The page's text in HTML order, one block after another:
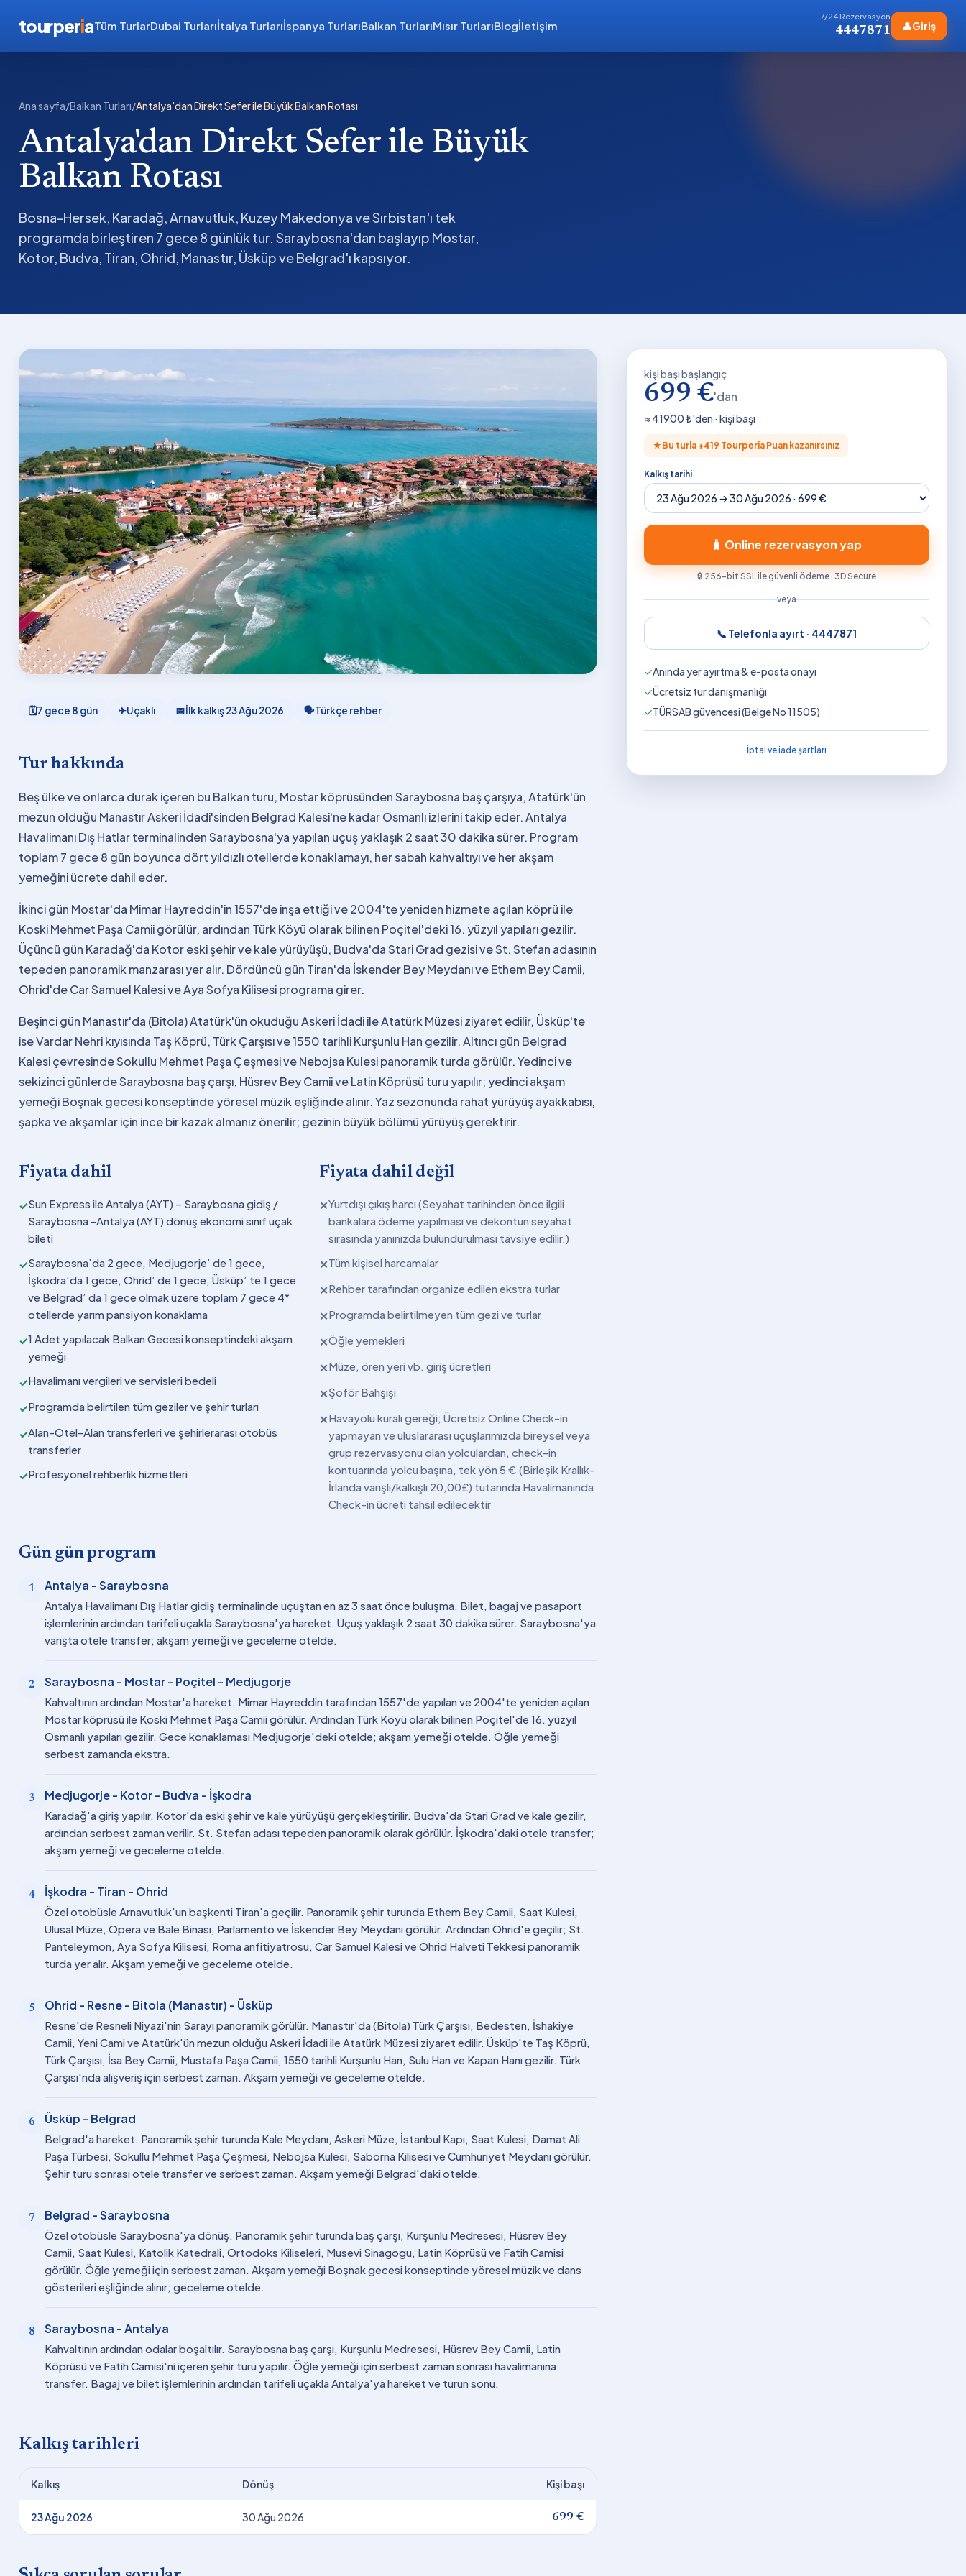
tourperiaTüm TurlarDubai Turlarıİtalya Turlarıİspanya TurlarıBalkan TurlarıMısır TurlarıBlogİletişim
7/24 Rezervasyon
4447871 👤Giriş
Ana sayfa/Balkan Turları/Antalya'dan Direkt Sefer ile Büyük Balkan Rotası
Antalya'dan Direkt Sefer ile Büyük
Balkan Rotası
Bosna-Hersek, Karadağ, Arnavutluk, Kuzey Makedonya ve Sırbistan'ı tek
programda birleştiren 7 gece 8 günlük tur. Saraybosna'dan başlayıp Mostar,
Kotor, Budva, Tiran, Ohrid, Manastır, Üsküp ve Belgrad'ı kapsıyor.
🗓7 gece 8 gün ✈Uçaklı 📅İlk kalkış23 Ağu 2026 🗣Türkçe rehber
Tur hakkında
Beş ülke ve onlarca durak içeren bu Balkan turu, Mostar köprüsünden Saraybosna baş çarşıya, Atatürk'ün
mezun olduğu Manastır Askeri İdadi'sinden Belgrad Kalesi'ne kadar Osmanlı izlerini takip eder. Antalya
Havalimanı Dış Hatlar terminalinden Saraybosna'ya yapılan uçuş yaklaşık 2 saat 30 dakika sürer. Program
toplam 7 gece 8 gün boyunca dört yıldızlı otellerde konaklamayı, her sabah kahvaltıyı ve her akşam
yemeğini ücrete dahil eder.
İkinci gün Mostar'da Mimar Hayreddin'in 1557'de inşa ettiği ve 2004'te yeniden hizmete açılan köprü ile
Koski Mehmet Paşa Camii görülür, ardından Türk Köyü olarak bilinen Poçitel'deki 16. yüzyıl yapıları gezilir.
Üçüncü gün Karadağ'da Kotor eski şehir ve kale yürüyüşü, Budva'da Stari Grad gezisi ve St. Stefan adasının
tepeden panoramik manzarası yer alır. Dördüncü gün Tiran'da İskender Bey Meydanı ve Ethem Bey Camii,
Ohrid'de Car Samuel Kalesi ve Aya Sofya Kilisesi programa girer.
Beşinci gün Manastır'da (Bitola) Atatürk'ün okuduğu Askeri İdadi ile Atatürk Müzesi ziyaret edilir, Üsküp'te
ise Vardar Nehri kıyısında Taş Köprü, Türk Çarşısı ve 1550 tarihli Kurşunlu Han gezilir. Altıncı gün Belgrad
Kalesi çevresinde Sokullu Mehmet Paşa Çeşmesi ve Nebojsa Kulesi panoramik turda görülür. Yedinci ve
sekizinci günlerde Saraybosna baş çarşı, Hüsrev Bey Camii ve Latin Köprüsü turu yapılır; yedinci akşam
yemeği Boşnak gecesi konseptinde yöresel müzik eşliğinde alınır. Yaz sezonunda rahat yürüyüş ayakkabısı,
şapka ve akşamlar için ince bir kazak almanız önerilir; gezinin büyük bölümü yürüyüş gerektirir.
Fiyata dahil
✓Sun Express ile Antalya (AYT) – Saraybosna gidiş /
Saraybosna -Antalya (AYT) dönüş ekonomi sınıf uçak
bileti
✓Saraybosna’da 2 gece, Medjugorje’ de 1 gece,
İşkodra’da 1 gece, Ohrid’ de 1 gece, Üsküp’ te 1 gece
ve Belgrad’ da 1 gece olmak üzere toplam 7 gece 4*
otellerde yarım pansiyon konaklama
✓1 Adet yapılacak Balkan Gecesi konseptindeki akşam
yemeği
✓Havalimanı vergileri ve servisleri bedeli
✓Programda belirtilen tüm geziler ve şehir turları
✓Alan-Otel-Alan transferleri ve şehirlerarası otobüs
transferler
✓Profesyonel rehberlik hizmetleri
Fiyata dahil değil
✕Yurtdışı çıkış harcı (Seyahat tarihinden önce ilgili
bankalara ödeme yapılması ve dekontun seyahat
sırasında yanınızda bulundurulması tavsiye edilir.)
✕Tüm kişisel harcamalar
✕Rehber tarafından organize edilen ekstra turlar
✕Programda belirtilmeyen tüm gezi ve turlar
✕Öğle yemekleri
✕Müze, ören yeri vb. giriş ücretleri
✕Şoför Bahşişi
✕Havayolu kuralı gereği; Ücretsiz Online Check-in
yapmayan ve uluslararası uçuşlarımızda bireysel veya
grup rezervasyonu olan yolculardan, check-in
kontuarında yolcu başına, tek yön 5 € (Birleşik Krallık-
İrlanda varışlı/kalkışlı 20,00£) tutarında Havalimanında
Check-in ücreti tahsil edilecektir
Gün gün program
1 Antalya - Saraybosna
Antalya Havalimanı Dış Hatlar gidiş terminalinde uçuştan en az 3 saat önce buluşma. Bilet, bagaj ve pasaport
işlemlerinin ardından tarifeli uçakla Saraybosna'ya hareket. Uçuş yaklaşık 2 saat 30 dakika sürer. Saraybosna'ya
varışta otele transfer; akşam yemeği ve geceleme otelde.
2 Saraybosna - Mostar - Poçitel - Medjugorje
Kahvaltının ardından Mostar'a hareket. Mimar Hayreddin tarafından 1557'de yapılan ve 2004'te yeniden açılan
Mostar köprüsü ile Koski Mehmet Paşa Camii görülür. Ardından Türk Köyü olarak bilinen Poçitel'de 16. yüzyıl
Osmanlı yapıları gezilir. Gece konaklaması Medjugorje'deki otelde; akşam yemeği otelde. Öğle yemeği
serbest zamanda ekstra.
3 Medjugorje - Kotor - Budva - İşkodra
Karadağ'a giriş yapılır. Kotor'da eski şehir ve kale yürüyüşü gerçekleştirilir. Budva'da Stari Grad ve kale gezilir,
ardından serbest zaman verilir. St. Stefan adası tepeden panoramik olarak görülür. İşkodra'daki otele transfer;
akşam yemeği ve geceleme otelde.
4 İşkodra - Tiran - Ohrid
Özel otobüsle Arnavutluk'un başkenti Tiran'a geçilir. Panoramik şehir turunda Ethem Bey Camii, Saat Kulesi,
Ulusal Müze, Opera ve Bale Binası, Parlamento ve İskender Bey Meydanı görülür. Ardından Ohrid'e geçilir; St.
Panteleymon, Aya Sofya Kilisesi, Roma anfitiyatrosu, Car Samuel Kalesi ve Ohrid Halveti Tekkesi panoramik
turda yer alır. Akşam yemeği ve geceleme otelde.
5 Ohrid - Resne - Bitola (Manastır) - Üsküp
Resne'de Resneli Niyazi'nin Sarayı panoramik görülür. Manastır'da (Bitola) Türk Çarşısı, Bedesten, İshakiye
Camii, Yeni Cami ve Atatürk'ün mezun olduğu Askeri İdadi ile Atatürk Müzesi ziyaret edilir. Üsküp'te Taş Köprü,
Türk Çarşısı, İsa Bey Camii, Mustafa Paşa Camii, 1550 tarihli Kurşunlu Han, Sulu Han ve Kapan Hanı gezilir. Türk
Çarşısı'nda alışveriş için serbest zaman. Akşam yemeği ve geceleme otelde.
6 Üsküp - Belgrad
Belgrad'a hareket. Panoramik şehir turunda Kale Meydanı, Askeri Müze, İstanbul Kapı, Saat Kulesi, Damat Ali
Paşa Türbesi, Sokullu Mehmet Paşa Çeşmesi, Nebojsa Kulesi, Saborna Kilisesi ve Cumhuriyet Meydanı görülür.
Şehir turu sonrası otele transfer ve serbest zaman. Akşam yemeği Belgrad'daki otelde.
7 Belgrad - Saraybosna
Özel otobüsle Saraybosna'ya dönüş. Panoramik şehir turunda baş çarşı, Kurşunlu Medresesi, Hüsrev Bey
Camii, Saat Kulesi, Katolik Katedrali, Ortodoks Kiliseleri, Musevi Sinagogu, Latin Köprüsü ve Fatih Camisi
görülür. Öğle yemeği için serbest zaman. Akşam yemeği Boşnak gecesi konseptinde yöresel müzik ve dans
gösterileri eşliğinde alınır; geceleme otelde.
8 Saraybosna - Antalya
Kahvaltının ardından odalar boşaltılır. Saraybosna baş çarşı, Kurşunlu Medresesi, Hüsrev Bey Camii, Latin
Köprüsü ve Fatih Camisi'ni içeren şehir turu yapılır. Öğle yemeği için serbest zaman sonrası havalimanına
transfer. Bagaj ve bilet işlemlerinin ardından tarifeli uçakla Antalya'ya hareket ve turun sonu.
Kalkış tarihleri
Kalkış Dönüş Kişi başı
23 Ağu 2026 30 Ağu 2026 699 €
kişi başı başlangıç
699 €'dan
≈ 41900₺'den · kişi başı
★ Bu turla +419 Tourperia Puan kazanırsınız
Kalkış tarihi
🧳 Online rezervasyon yap
🔒 256-bit SSL ile güvenli ödeme · 3D Secure
veya
📞 Telefonla ayırt · 4447871
✓Anında yer ayırtma & e-posta onayı
✓Ücretsiz tur danışmanlığı
✓TÜRSAB güvencesi (Belge No 11505)
İptal ve iade şartları